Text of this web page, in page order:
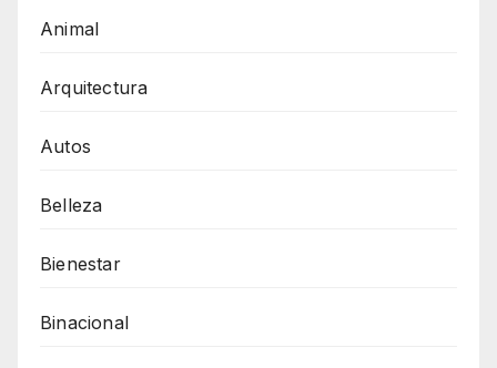
Animal
Arquitectura
Autos
Belleza
Bienestar
Binacional